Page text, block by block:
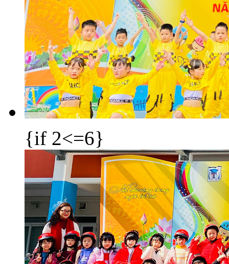
{if 2<=6}